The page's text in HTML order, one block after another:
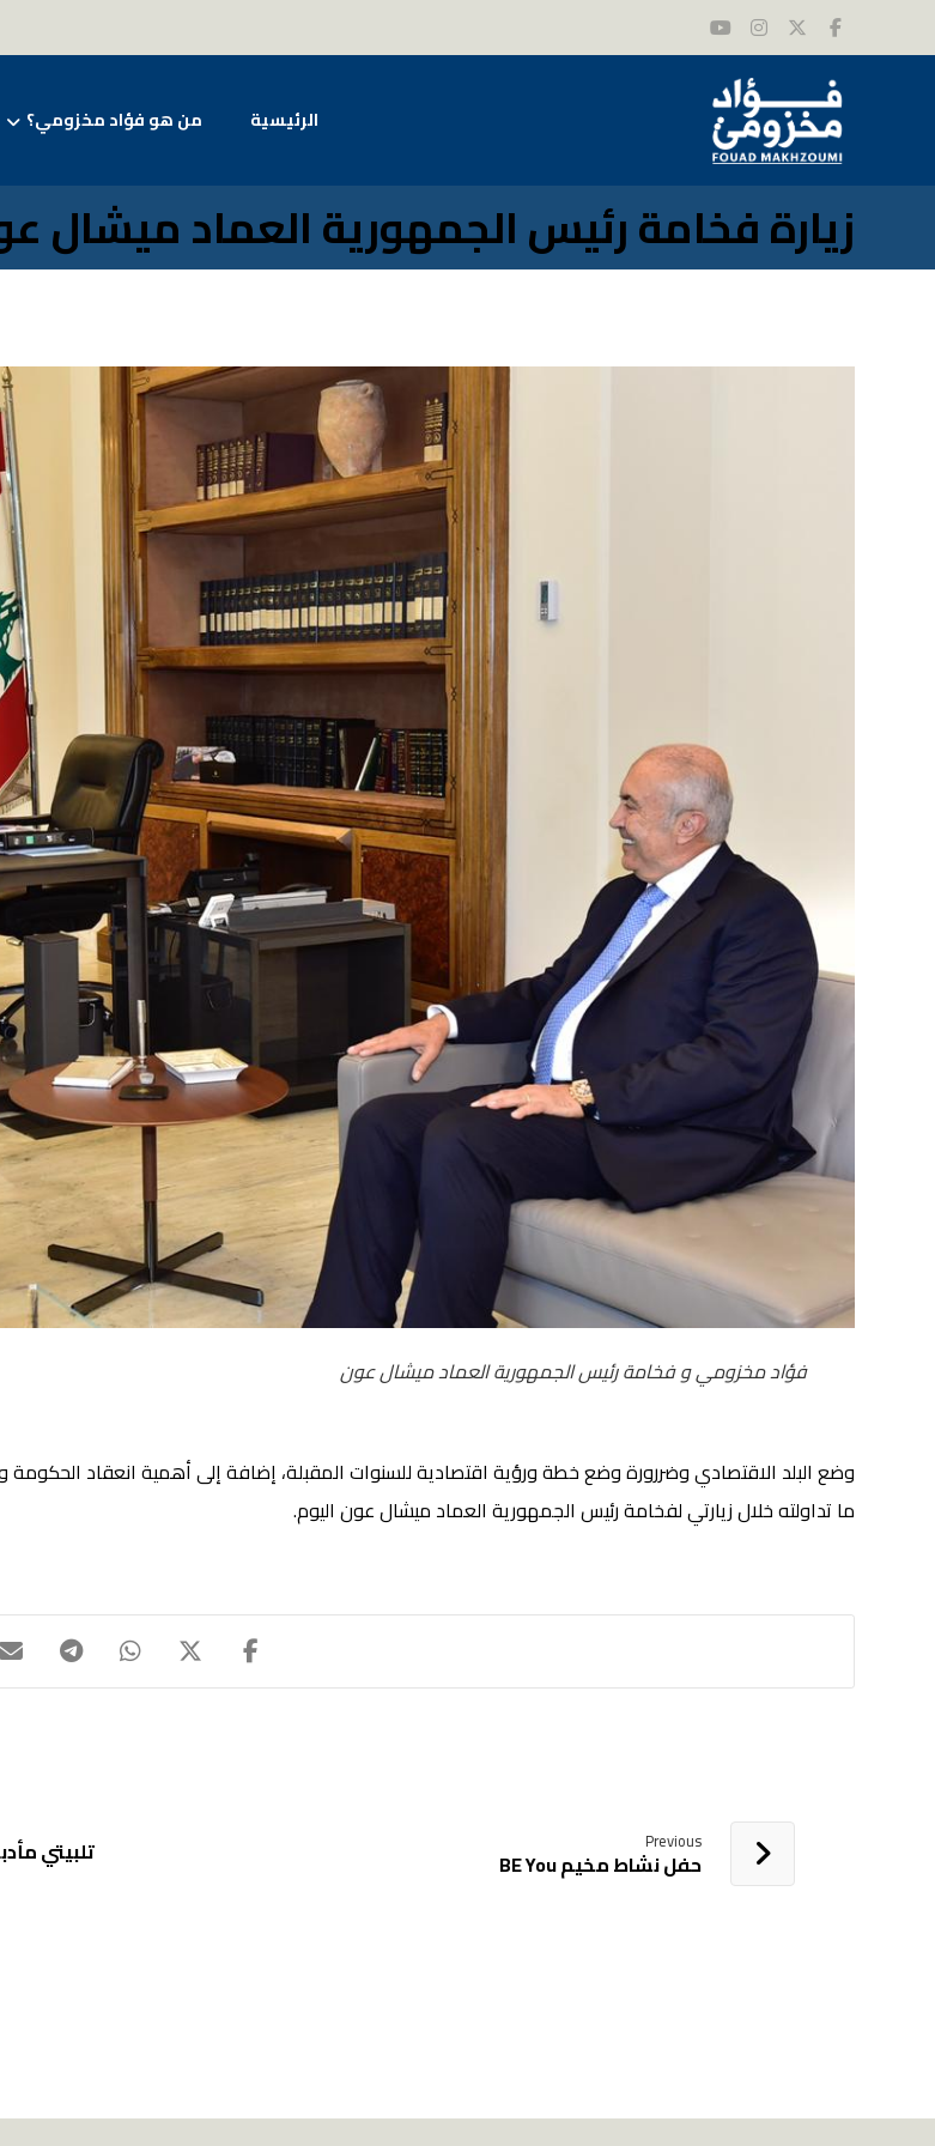
الرئيسية من هو فؤاد مخزومي؟
زيارة فخامة رئيس الجمهورية العماد ميشال
فؤاد مخزومي و فخامة رئيس الجمهورية العماد ميشال عون
وضع البلد الاقتصادي وضررورة وضع خطة ورؤية اقتصادية للسنوات المقبلة، إضافة إلى أهمية انعقاد الحكومة
ما تداولته خلال زيارتي لفخامة رئيس الجمهورية العماد ميشال عون اليوم.
Previous
حفل نشاط مخيم BE You تلبيتي